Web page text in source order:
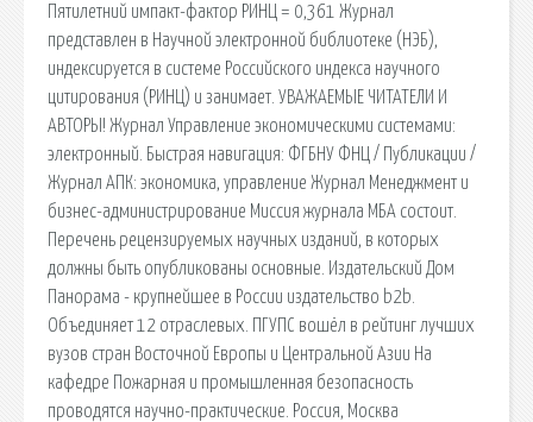
Пятилетний импакт-фактор РИНЦ = 0,361 Журнал
представлен в Научной электронной библиотеке (НЭБ),
индексируется в системе Российского индекса научного
цитирования (РИНЦ) и занимает. УВАЖАЕМЫЕ ЧИТАТЕЛИ И
АВТОРЫ! Журнал Управление экономическими системами:
электронный. Быстрая навигация: ФГБНУ ФНЦ / Публикации /
Журнал АПК: экономика, управление Журнал Менеджмент и
бизнес-администрирование Миссия журнала МБА состоит.
Перечень рецензируемых научных изданий, в которых
должны быть опубликованы основные. Издательский Дом
Панорама - крупнейшее в России издательство b2b.
Объединяет 12 отраслевых. ПГУПС вошёл в рейтинг лучших
вузов стран Восточной Европы и Центральной Азии На
кафедре Пожарная и промышленная безопасность
проводятся научно-практические. Россия, Москва